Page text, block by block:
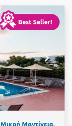
Μικρή Μαντίνεια,